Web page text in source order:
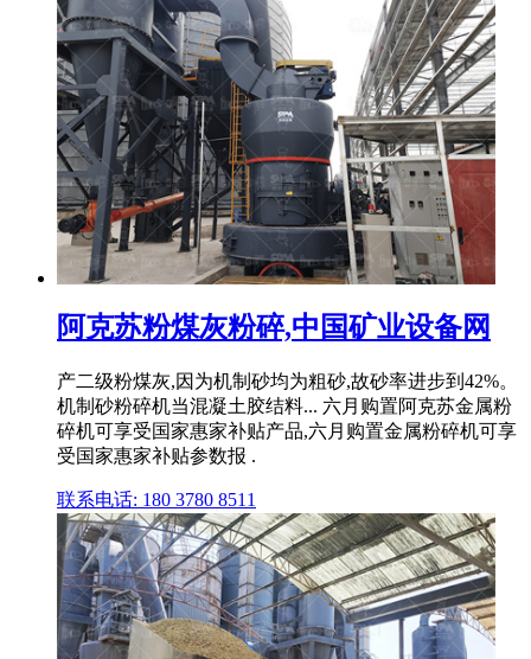
阿克苏粉煤灰粉碎,中国矿业设备网
产二级粉煤灰,因为机制砂均为粗砂,故砂率进步到42%。
机制砂粉碎机当混凝土胶结料... 六月购置阿克苏金属粉
碎机可享受国家惠家补贴产品,六月购置金属粉碎机可享
受国家惠家补贴参数报 .
联系电话: 180 3780 8511